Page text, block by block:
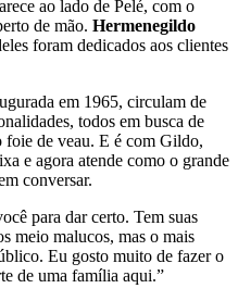
ao lado de Pelé, com o
de mão. Hermenegildo
foram dedicados aos clientes
em 1965, circulam de
todos em busca de
de veau. E é com Gildo,
e agora atende como o grande
conversar.
para dar certo. Tem suas
meio malucos, mas o mais
Eu gosto muito de fazer o
de uma família aqui.”